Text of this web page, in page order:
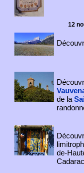
12
de la
de-